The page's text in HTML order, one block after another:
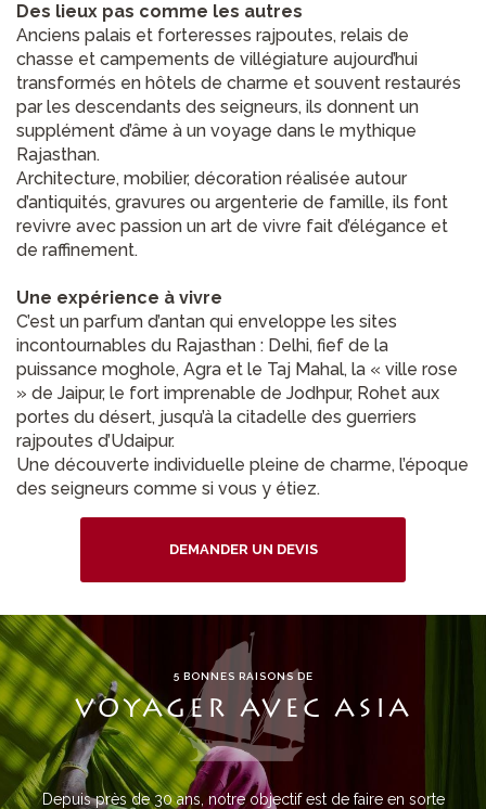
Des lieux pas comme les autres
Anciens palais et forteresses rajpoutes, relais de
chasse et campements de villégiature aujourd’hui
transformés en hôtels de charme et souvent restaurés
par les descendants des seigneurs, ils donnent un
supplément d’âme à un voyage dans le mythique
Rajasthan.
Architecture, mobilier, décoration réalisée autour
d’antiquités, gravures ou argenterie de famille, ils font
revivre avec passion un art de vivre fait d’élégance et
de raffinement.
Une expérience à vivre
C’est un parfum d’antan qui enveloppe les sites
incontournables du Rajasthan : Delhi, fief de la
puissance moghole, Agra et le Taj Mahal, la « ville rose
» de Jaipur, le fort imprenable de Jodhpur, Rohet aux
portes du désert, jusqu’à la citadelle des guerriers
rajpoutes d’Udaipur.
Une découverte individuelle pleine de charme, l’époque
des seigneurs comme si vous y étiez.
DEMANDER UN DEVIS
5 BONNES RAISONS DE
VOYAGER AVEC ASIA
Depuis près de 30 ans, notre objectif est de faire en sorte